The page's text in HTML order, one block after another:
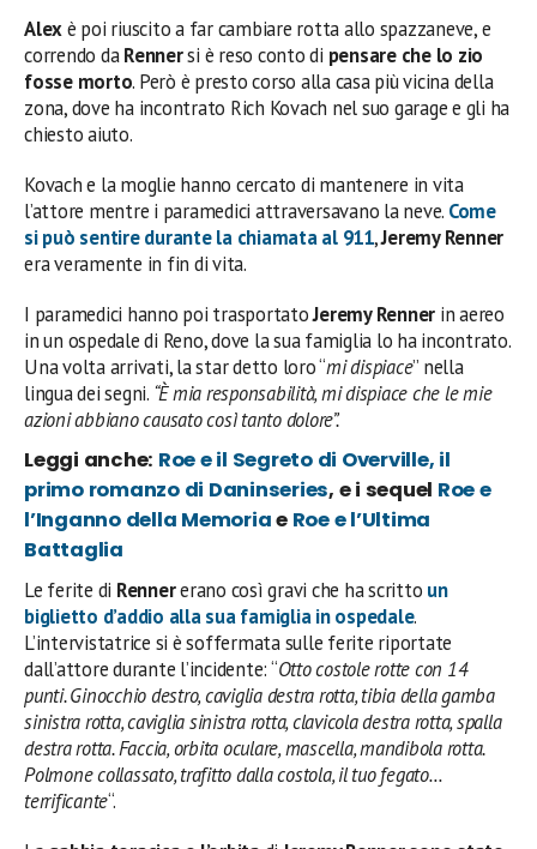
Alexè poi riuscito a far cambiare rotta allo spazzaneve, e
correndo daRennersi è reso conto di pensare che lo zio
fosse morto. Però è presto corso alla casa più vicina della
zona, dove ha incontrato Rich Kovach nel suo garage e gli ha
chiesto aiuto.
Kovach e la moglie hanno cercato di mantenere in vita
l’attore mentre i paramedici attraversavano la neve. Come
si può sentire durante la chiamata al 911,Jeremy Renner
era veramente in fin di vita.
I paramedici hanno poi trasportatoJeremy Renner in aereo
in un ospedale di Reno, dove la sua famiglia lo ha incontrato.
Una volta arrivati, la star detto loro “mi dispiace” nella
lingua dei segni. “È mia responsabilità, mi dispiace che le mie
azioni abbiano causato così tanto dolore”.
Leggi anche: Roe e il Segreto di Overville, il
primo romanzo di Daninseries, e i sequel Roe e
l’Inganno della Memoriae Roe e l’Ultima
Battaglia
Le ferite di Rennererano così gravi che ha scritto un
biglietto d’addio alla sua famiglia in ospedale.
L’intervistatrice si è soffermata sulle ferite riportate
dall’attore durante l’incidente: “Otto costole rotte con 14
punti. Ginocchio destro, caviglia destra rotta, tibia della gamba
sinistra rotta, caviglia sinistra rotta, clavicola destra rotta, spalla
destra rotta. Faccia, orbita oculare, mascella, mandibola rotta.
Polmone collassato, trafitto dalla costola, il tuo fegato…
terrificante“.